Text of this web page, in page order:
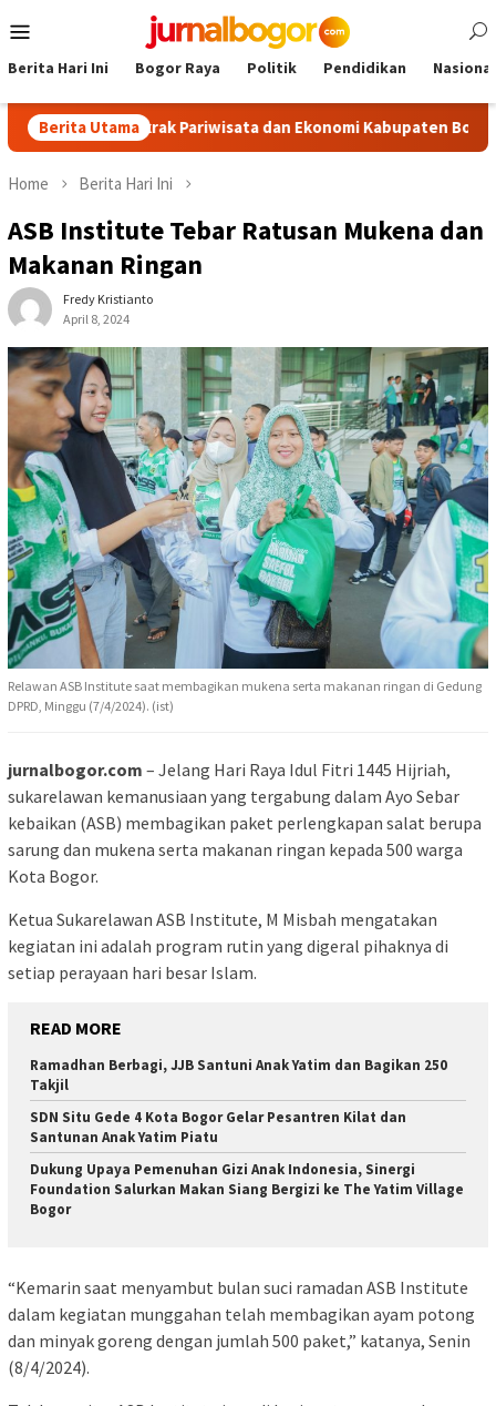
to
Menu
Berita Hari Ini Bogor Raya Politik Pendidikan Nasional
Berita Utama
Pariwisata dan Ekonomi Kabupaten Bogor
Home Berita Hari Ini
ASB Institute Tebar Ratusan Mukena dan
Makanan Ringan
Fredy Kristianto
April 8, 2024
Relawan ASB Institute saat membagikan mukena serta makanan ringan di Gedung
DPRD, Minggu (7/4/2024). (ist)
jurnalbogor.com – Jelang Hari Raya Idul Fitri 1445 Hijriah,
sukarelawan kemanusiaan yang tergabung dalam Ayo Sebar
kebaikan (ASB) membagikan paket perlengkapan salat berupa
sarung dan mukena serta makanan ringan kepada 500 warga
Kota Bogor.
Ketua Sukarelawan ASB Institute, M Misbah mengatakan
kegiatan ini adalah program rutin yang digeral pihaknya di
setiap perayaan hari besar Islam.
READ MORE
Ramadhan Berbagi, JJB Santuni Anak Yatim dan Bagikan 250
Takjil
SDN Situ Gede 4 Kota Bogor Gelar Pesantren Kilat dan
Santunan Anak Yatim Piatu
Dukung Upaya Pemenuhan Gizi Anak Indonesia, Sinergi
Foundation Salurkan Makan Siang Bergizi ke The Yatim Village
Bogor
“Kemarin saat menyambut bulan suci ramadan ASB Institute
dalam kegiatan munggahan telah membagikan ayam potong
dan minyak goreng dengan jumlah 500 paket,” katanya, Senin
(8/4/2024).